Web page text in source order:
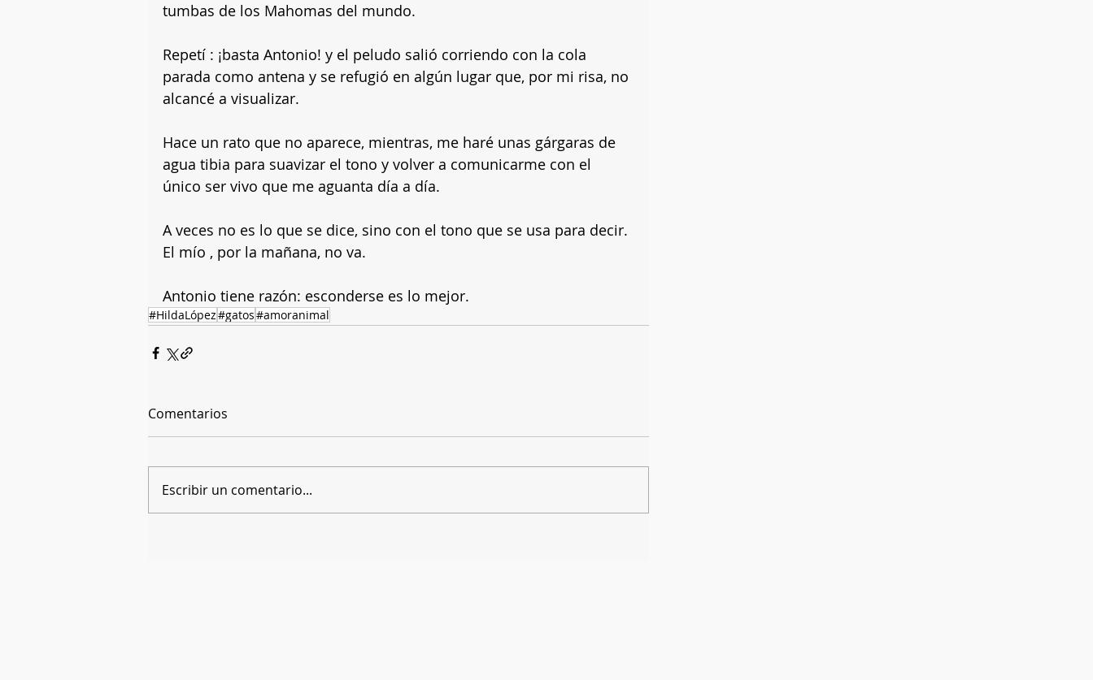
tumbas de los Mahomas del mundo.
Repetí : ¡basta Antonio! y el peludo salió corriendo con la cola
parada como antena y se refugió en algún lugar que, por mi risa, no
alcancé a visualizar.
Hace un rato que no aparece, mientras, me haré unas gárgaras de
agua tibia para suavizar el tono y volver a comunicarme con el
único ser vivo que me aguanta día a día.
A veces no es lo que se dice, sino con el tono que se usa para decir.
El mío , por la mañana, no va.
Antonio tiene razón: esconderse es lo mejor.
#HildaLópez#gatos#amoranimal
Comentarios
Escribir un comentario...